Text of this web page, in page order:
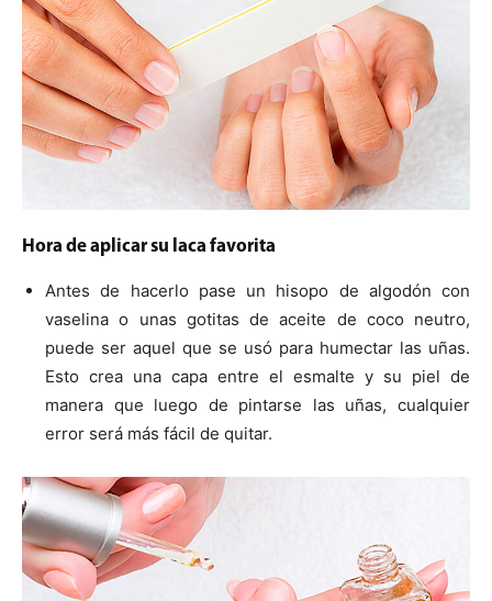
Hora de aplicar su laca favorita
Antes de hacerlo pase un hisopo de algodón con
vaselina o unas gotitas de aceite de coco neutro,
puede ser aquel que se usó para humectar las uñas.
Esto crea una capa entre el esmalte y su piel de
manera que luego de pintarse las uñas, cualquier
error será más fácil de quitar.